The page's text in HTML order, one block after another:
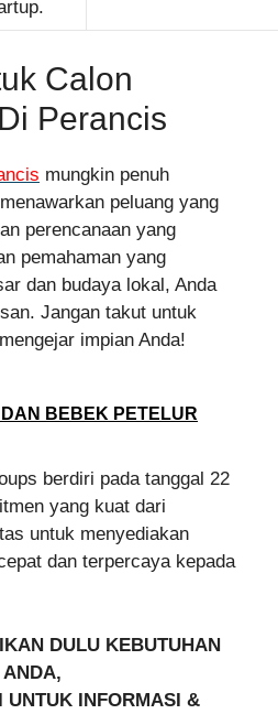
Calon
Perancis
mungkin penuh
peluang yang
perencanaan yang
pemahaman yang
dan budaya lokal, Anda
Jangan takut untuk
impian Anda!
BEBEK PETELUR
berdiri pada tanggal 22
yang kuat dari
untuk menyediakan
dan terpercaya kepada
DULU KEBUTUHAN
ANDA,
UNTUK INFORMASI &